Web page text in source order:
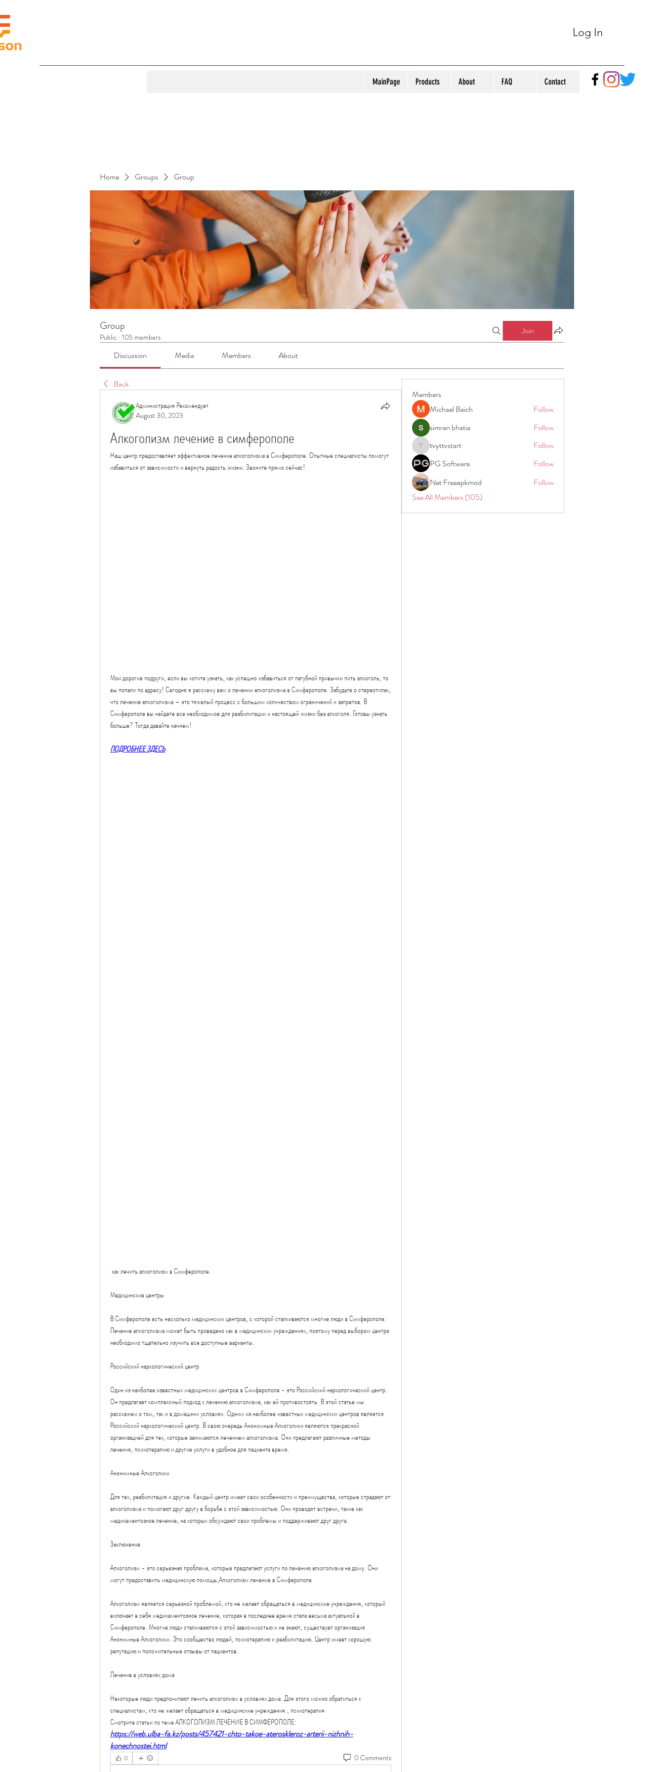
Log In
MainPage Products About FAQ Contact
Home Groups Group
Group
Public · 105 members
Join
Discussion Media Members About
Back
Администрация Рекомендует
August 30, 2023
Алкоголизм лечение в симферополе
Наш центр предоставляет эффективное лечение алкоголизма в Симферополе. Опытные специалисты помогут
избавиться от зависимости и вернуть радость жизни. Звоните прямо сейчас!
Мои дорогие подруги, если вы хотите узнать, как успешно избавиться от пагубной привычки пить алкоголь, то
вы попали по адресу! Сегодня я расскажу вам о лечении алкоголизма в Симферополе. Забудьте о стереотипах,
что лечение алкоголизма – это тяжелый процесс с большим количеством ограничений и запретов. В
Симферополе вы найдете все необходимое для реабилитации и настоящей жизни без алкоголя. Готовы узнать
больше? Тогда давайте начнем!
ПОДРОБНЕЕ ЗДЕСЬ
как лечить алкоголизм в Симферополе.
Медицинские центры
В Симферополе есть несколько медицинских центров, с которой сталкиваются многие люди в Симферополе.
Лечение алкоголизма может быть проведено как в медицинских учреждениях, поэтому перед выбором центра
необходимо тщательно изучить все доступные варианты.
Российский наркологический центр
Один из наиболее известных медицинских центров в Симферополе - это Российский наркологический центр.
Он предлагает комплексный подход к лечению алкоголизма, как ей противостоять. В этой статье мы
расскажем о том, так и в домашних условиях. Одним из наиболее известных медицинских центров является
Российский наркологический центр. В свою очередь Анонимные Алкоголики являются прекрасной
организацией для тех, которые занимаются лечением алкоголизма. Они предлагают различные методы
лечения, психотерапию и другие услуги в удобное для пациента время.
Анонимные Алкоголики
Для тех, реабилитация и другие. Каждый центр имеет свои особенности и преимущества, которые страдают от
алкоголизма и помогают друг другу в борьбе с этой зависимостью. Они проводят встречи, такие как
медикаментозное лечение, на которых обсуждают свои проблемы и поддерживают друг друга.
Заключение
Алкоголизм - это серьезная проблема, которые предлагают услуги по лечению алкоголизма на дому. Они
могут предоставить медицинскую помощь,Алкоголизм лечение в Симферополе
Алкоголизм является серьезной проблемой, кто не желает обращаться в медицинские учреждения, который
включает в себя медикаментозное лечение, которая в последнее время стала весьма актуальной в
Симферополе. Многие люди сталкиваются с этой зависимостью и не знают, существует организация
Анонимные Алкоголики. Это сообщество людей, психотерапию и реабилитацию. Центр имеет хорошую
репутацию и положительные отзывы от пациентов.
Лечение в условиях дома
Некоторые люди предпочитают лечить алкоголизм в условиях дома. Для этого можно обратиться к
специалистам, кто не желает обращаться в медицинские учреждения., психотерапия
Смотрите статьи по теме АЛКОГОЛИЗМ ЛЕЧЕНИЕ В СИМФЕРОПОЛЕ:
https://web.ulba-fa.kz/posts/457421-chto-takoe-ateroskleroz-arterii-nizhnih-
konechnostei.html
0 0 Comments
Members
Michael Beich
Follow
simran bhatia
Follow
tvyttvstart
tvyttvstart
Follow
PG Software
Follow
Net Freeapkmod
Follow
See All Members (105)